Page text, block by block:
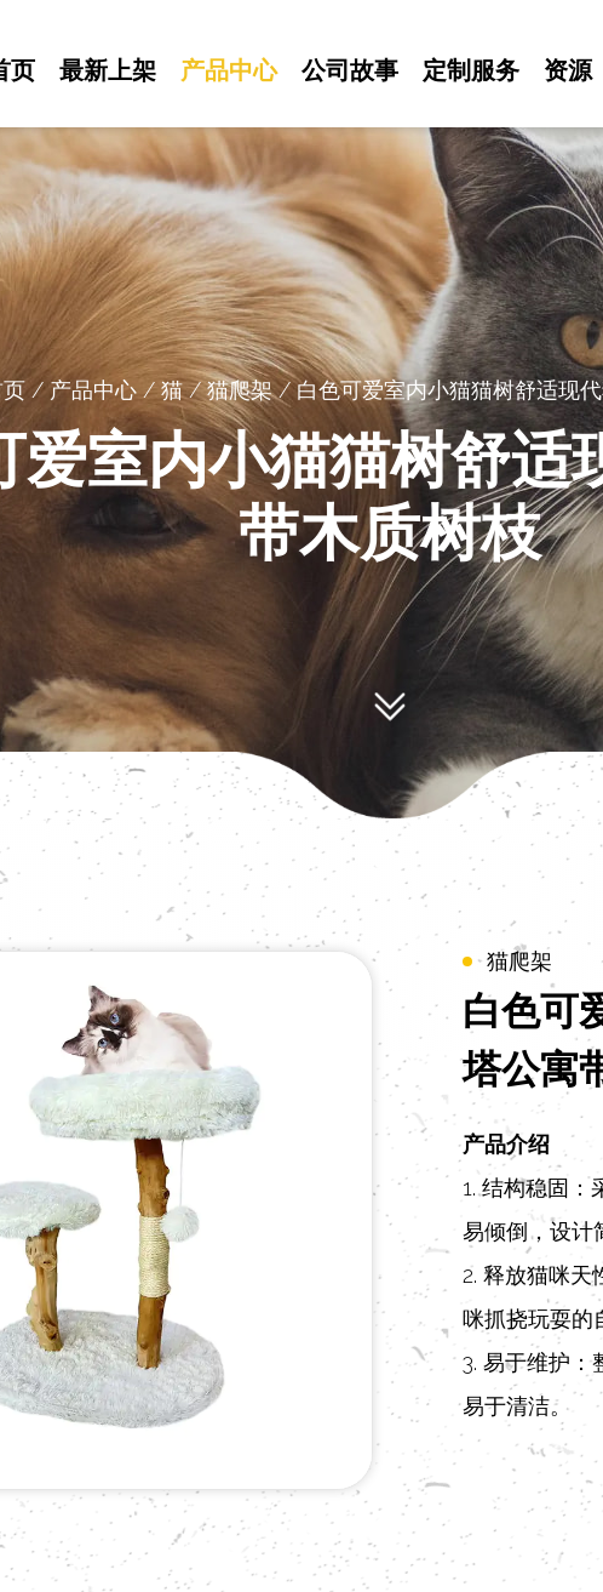
页 最新上架 产品中心 公司故事 定制服务 资源
/产品中心/猫/猫爬架/白色可爱室内小猫猫树舒适现
爱室内小猫猫树舒适
带木质树枝
猫爬架
白色可
塔公寓
产品介绍
1. 结构稳固：
易倾倒，设计
2. 释放猫咪
咪抓挠玩耍的
3. 易于维护：
易于清洁。